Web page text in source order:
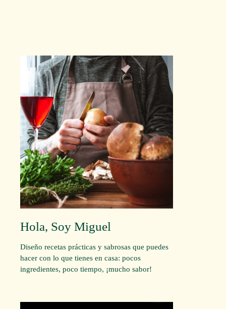
Hola, Soy Miguel
Diseño recetas prácticas y sabrosas que puedes
hacer con lo que tienes en casa: pocos
ingredientes, poco tiempo, ¡mucho sabor!